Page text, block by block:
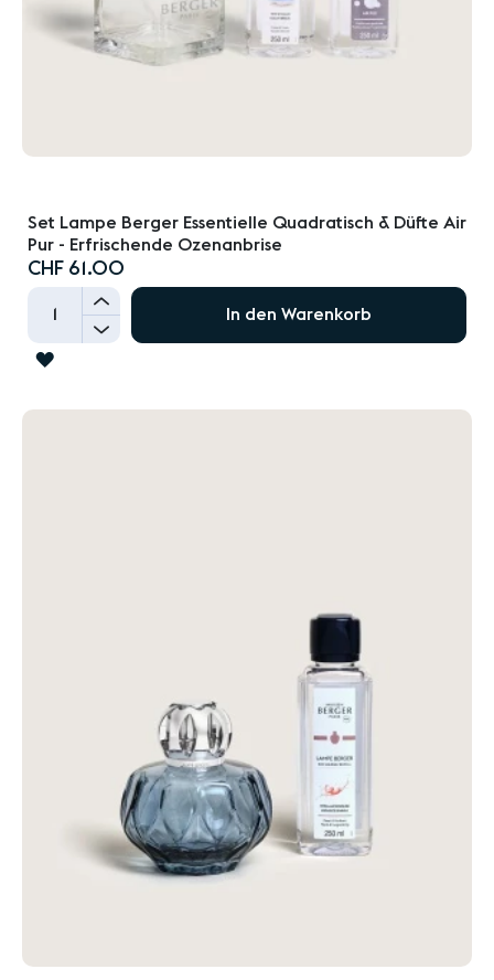
Set Lampe Berger Essentielle Quadratisch & Düfte Air
Pur - Erfrischende Ozenanbrise
CHF 61.00
+
-
In den Warenkorb
ZUR